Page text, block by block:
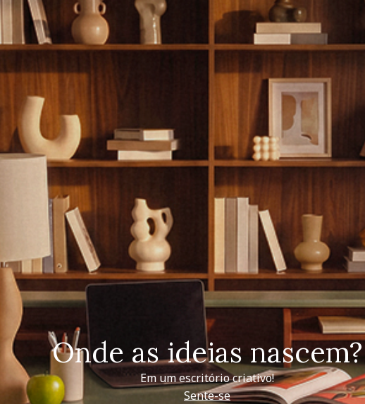
Onde as ideias nascem?
Em um escritório criativo!
Sente-se